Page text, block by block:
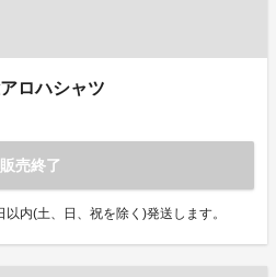
ロハシャツ
販売終了
内(土、日、祝を除く)発送します。